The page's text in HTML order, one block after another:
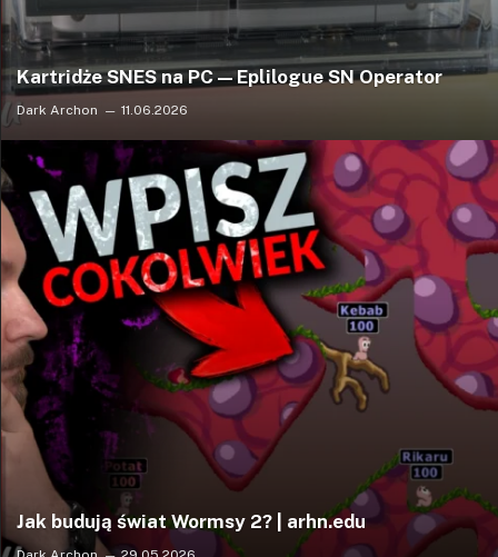
Kartridże SNES na PC — Eplilogue SN Operator
Dark Archon 11.06.2026
Jak budują świat Wormsy 2? | arhn.edu